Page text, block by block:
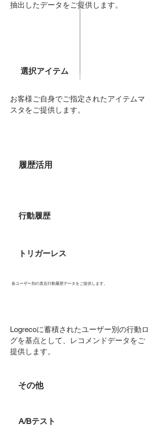
抽出したデータをご提供します。
選択アイテム
お客様ご自身でご指定されたアイテムマ
スタをご提供します。
履歴活用
行動履歴
トリガーレス
各ユーザー別の直近行動履歴データをご提供します。
Logrecoに蓄積されたユーザー別の行動ロ
グを基点として、レコメンドデータをご
提供します。
その他
A/Bテスト